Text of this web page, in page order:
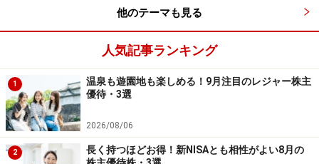
他のテーマも見る
人気記事ランキング
1
温泉も遊園地も楽しめる！9月注目のレジャー株主
優待・3選
2026/08/06
2
長く持つほどお得！新NISAとも相性がよい8月の